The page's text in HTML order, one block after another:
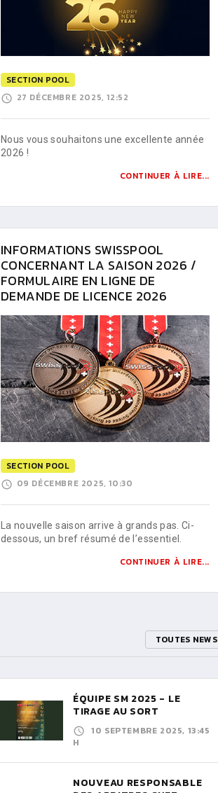
SECTION POOL
27 DÉCEMBRE 2025, 12:52
Nous vous souhaitons une excellente année
2026 !
CONTINUER À LIRE...
INFORMATIONS SWISSPOOL
CONCERNANT LA SAISON 2026 /
FORMULAIRE EN LIGNE DE
DEMANDE DE LICENCE 2026
SECTION POOL
09 DÉCEMBRE 2025, 10:30
La nouvelle saison arrive à grands pas. Ci-
dessous, un bref résumé de l’essentiel.
CONTINUER À LIRE...
TOUTES NEWS
ÉQUIPE SM 2025 - LE
TIRAGE AU SORT
10 SEPTEMBRE 2025, 13:45
H
NOUVEAU RESPONSABLE